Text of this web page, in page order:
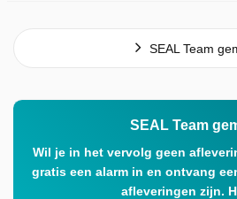
SEAL Team
SEAL Team
Wil je in het vervolg geen
gratis een alarm in en ontvang
afleveringen zijn.